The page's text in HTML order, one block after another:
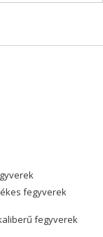
fegyverek
fegyverek